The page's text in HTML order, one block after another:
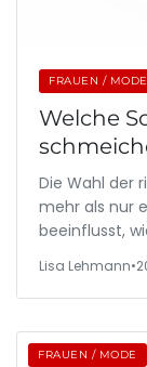
FRAUEN / MODE
Welche
Die Wahl der
mehr als nur
beeinflusst,
Lisa Lehmann•
FRAUEN / MODE